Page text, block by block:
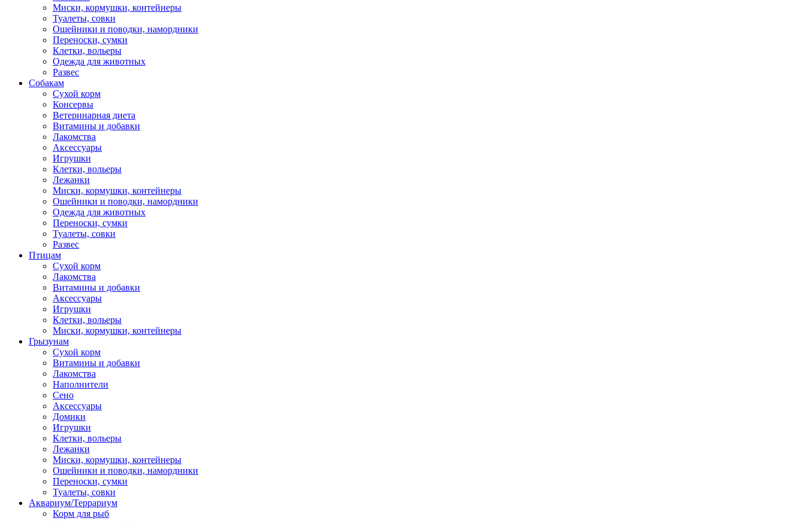
Миски, кормушки, контейнеры
Туалеты, совки
Ошейники и поводки, намордники
Переноски, сумки
Клетки, вольеры
Одежда для животных
Развес
Собакам
Сухой корм
Консервы
Ветеринарная диета
Витамины и добавки
Лакомства
Аксессуары
Игрушки
Клетки, вольеры
Лежанки
Миски, кормушки, контейнеры
Ошейники и поводки, намордники
Одежда для животных
Переноски, сумки
Туалеты, совки
Развес
Птицам
Сухой корм
Лакомства
Витамины и добавки
Аксессуары
Игрушки
Клетки, вольеры
Миски, кормушки, контейнеры
Грызунам
Сухой корм
Витамины и добавки
Лакомства
Наполнители
Сено
Аксессуары
Домики
Игрушки
Клетки, вольеры
Лежанки
Миски, кормушки, контейнеры
Ошейники и поводки, намордники
Переноски, сумки
Туалеты, совки
Аквариум/Террариум
Корм для рыб